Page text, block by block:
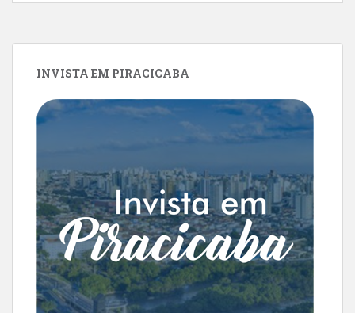
INVISTA EM PIRACICABA